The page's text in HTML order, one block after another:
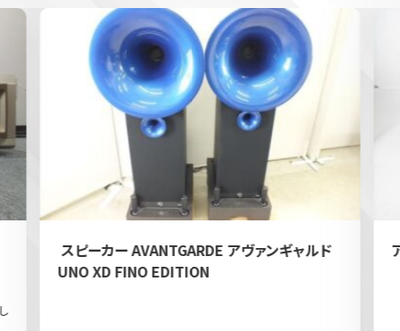
スピーカー AVANTGARDE アヴァンギャルド
UNO XD FINO EDITION